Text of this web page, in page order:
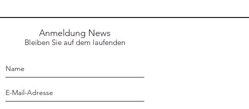
Anmeldung News
Bleiben Sie auf dem laufenden